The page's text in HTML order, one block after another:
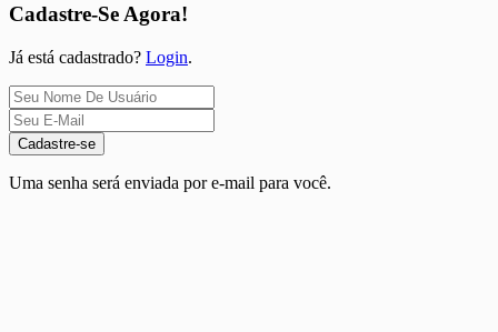
Cadastre-Se Agora!
Já está cadastrado? Login.
Cadastre-se
Uma senha será enviada por e-mail para você.